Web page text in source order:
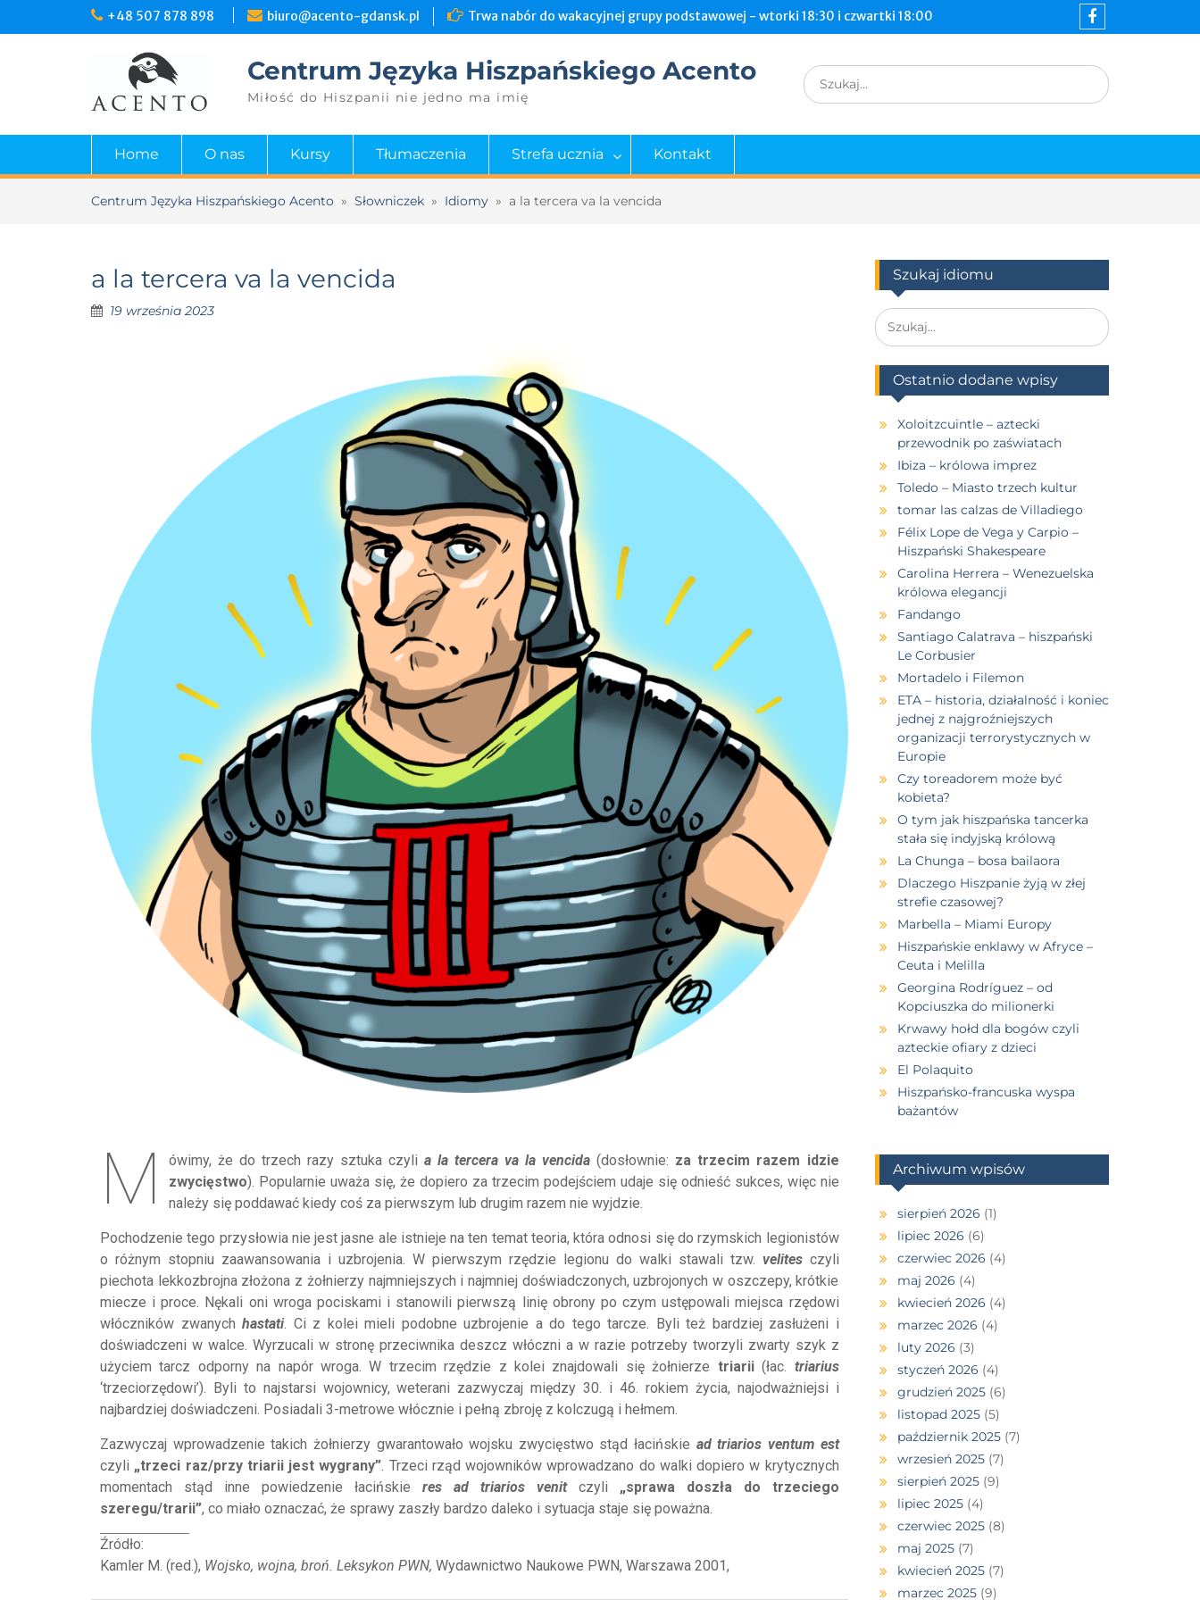
+48 507 878 898 biuro@acento-gdansk.pl Trwa nabór do wakacyjnej grupy podstawowej - wtorki 18:30 i czwartki 18:00
Centrum Języka Hiszpańskiego Acento
Miłość do Hiszpanii nie jedno ma imię
Home O nas Kursy Tłumaczenia Strefa ucznia Kontakt
Centrum Języka Hiszpańskiego Acento » Słowniczek » Idiomy » a la tercera va la vencida
a la tercera va la vencida
19 września 2023
M ówimy, że do trzech razy sztuka czylia la tercera va la vencida (dosłownie: za trzecim razem idzie
zwycięstwo). Popularnie uważa się, że dopiero za trzecim podejściem udaje się odnieść sukces, więc nie
należy się poddawać kiedy coś za pierwszym lub drugim razem nie wyjdzie.
Pochodzenie tego przysłowia nie jest jasne ale istnieje na ten temat teoria, która odnosi się do rzymskich legionistów
o różnym stopniu zaawansowania i uzbrojenia. W pierwszym rzędzie legionu do walki stawali tzw. velitesczyli
piechota lekkozbrojna złożona z żołnierzy najmniejszych i najmniej doświadczonych, uzbrojonych w oszczepy, krótkie
miecze i proce. Nękali oni wroga pociskami i stanowili pierwszą linię obrony po czym ustępowali miejsca rzędowi
włóczników zwanych hastati. Ci z kolei mieli podobne uzbrojenie a do tego tarcze. Byli też bardziej zasłużeni i
doświadczeni w walce. Wyrzucali w stronę przeciwnika deszcz włóczni a w razie potrzeby tworzyli zwarty szyk z
użyciem tarcz odporny na napór wroga. W trzecim rzędzie z kolei znajdowali się żołnierze triarii(łac. triarius
‘trzeciorzędowi’). Byli to najstarsi wojownicy, weterani zazwyczaj między 30. i 46. rokiem życia, najodważniejsi i
najbardziej doświadczeni. Posiadali 3-metrowe włócznie i pełną zbroję z kolczugą i hełmem.
Zazwyczaj wprowadzenie takich żołnierzy gwarantowało wojsku zwycięstwo stąd łacińskie ad triarios ventum est
czyli „trzeci raz/przy triarii jest wygrany”. Trzeci rząd wojowników wprowadzano do walki dopiero w krytycznych
momentach stąd inne powiedzenie łacińskie res ad triarios venitczyli „sprawa doszła do trzeciego
szeregu/trarii”, co miało oznaczać, że sprawy zaszły bardzo daleko i sytuacja staje się poważna.
Źródło:
Kamler M. (red.), Wojsko, wojna, broń. Leksykon PWN, Wydawnictwo Naukowe PWN, Warszawa 2001,
Szukaj idiomu
Ostatnio dodane wpisy
Xoloitzcuintle – aztecki
przewodnik po zaświatach
Ibiza – królowa imprez
Toledo – Miasto trzech kultur
tomar las calzas de Villadiego
Félix Lope de Vega y Carpio –
Hiszpański Shakespeare
Carolina Herrera – Wenezuelska
królowa elegancji
Fandango
Santiago Calatrava – hiszpański
Le Corbusier
Mortadelo i Filemon
ETA – historia, działalność i koniec
jednej z najgroźniejszych
organizacji terrorystycznych w
Europie
Czy toreadorem może być
kobieta?
O tym jak hiszpańska tancerka
stała się indyjską królową
La Chunga – bosa bailaora
Dlaczego Hiszpanie żyją w złej
strefie czasowej?
Marbella – Miami Europy
Hiszpańskie enklawy w Afryce –
Ceuta i Melilla
Georgina Rodríguez – od
Kopciuszka do milionerki
Krwawy hołd dla bogów czyli
azteckie ofiary z dzieci
El Polaquito
Hiszpańsko-francuska wyspa
bażantów
Archiwum wpisów
sierpień 2026 (1)
lipiec 2026 (6)
czerwiec 2026 (4)
maj 2026 (4)
kwiecień 2026 (4)
marzec 2026 (4)
luty 2026 (3)
styczeń 2026 (4)
grudzień 2025(6)
listopad 2025(5)
październik 2025(7)
wrzesień 2025(7)
sierpień 2025(9)
lipiec 2025(4)
czerwiec 2025(8)
maj 2025(7)
kwiecień 2025(7)
marzec 2025(9)